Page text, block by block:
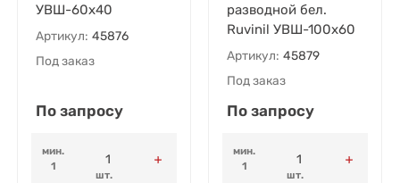
УВШ-60х40
Артикул: 45876
Под заказ
По запросу
мин.
1
шт.
разводной бел.
Ruvinil УВШ-100х60
Артикул: 45879
Под заказ
По запросу
мин.
1
шт.